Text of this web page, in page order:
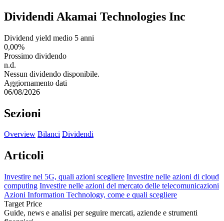
Dividendi Akamai Technologies Inc
Dividend yield medio 5 anni
0,00%
Prossimo dividendo
n.d.
Nessun dividendo disponibile.
Aggiornamento dati
06/08/2026
Sezioni
Overview Bilanci Dividendi
Articoli
Investire nel 5G, quali azioni scegliere Investire nelle azioni di cloud
computing Investire nelle azioni del mercato delle telecomunicazioni
Azioni Information Technology, come e quali scegliere
Target Price
Guide, news e analisi per seguire mercati, aziende e strumenti